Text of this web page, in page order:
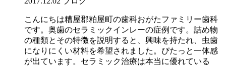
こんにちは糟屋郡粕屋町の歯科おがたファミリー歯科
です。奥歯のセラミックインレーの症例です。詰め物
の種類とその特徴を説明すると、興味を持たれ、虫歯
になりにくい材料を希望されました。ぴたっと一体感
が出ています。セラミック治療は本当に優れている